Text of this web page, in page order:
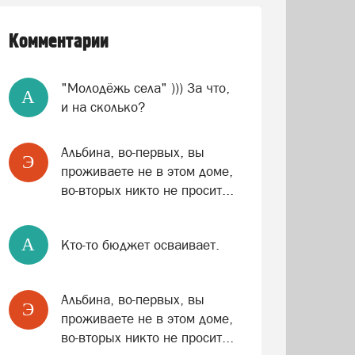
Комментарии
A
"Молодёжь села" ))) За что,
и на сколько?
Э
Альбина, во-первых, вы
проживаете не в этом доме,
во-вторых никто не просит...
A Кто-то бюджет осваивает.
Э
Альбина, во-первых, вы
проживаете не в этом доме,
во-вторых никто не просит...